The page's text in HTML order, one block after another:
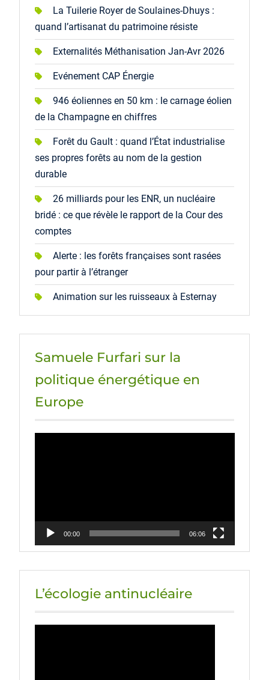
La Tuilerie Royer de Soulaines-Dhuys :
quand l’artisanat du patrimoine résiste
Externalités Méthanisation Jan-Avr 2026
Evénement CAP Énergie
946 éoliennes en 50 km : le carnage éolien
de la Champagne en chiffres
Forêt du Gault : quand l’État industrialise
ses propres forêts au nom de la gestion
durable
26 milliards pour les ENR, un nucléaire
bridé : ce que révèle le rapport de la Cour des
comptes
Alerte : les forêts françaises sont rasées
pour partir à l’étranger
Animation sur les ruisseaux à Esternay
Samuele Furfari sur la
politique énergétique en
Europe
00:00 06:06
L’écologie antinucléaire